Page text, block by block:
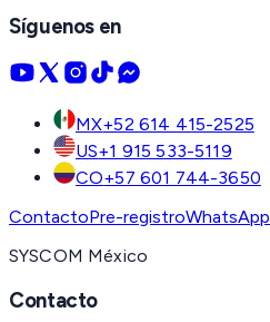
Síguenos en
MX+52 614 415-2525
US+1 915 533-5119
CO+57 601 744-3650
ContactoPre-registroWhatsApp
SYSCOM México
Contacto